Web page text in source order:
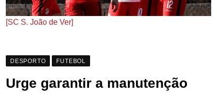
[SC S. João de Ver]
DESPORTO FUTEBOL
Urge garantir a manutenção